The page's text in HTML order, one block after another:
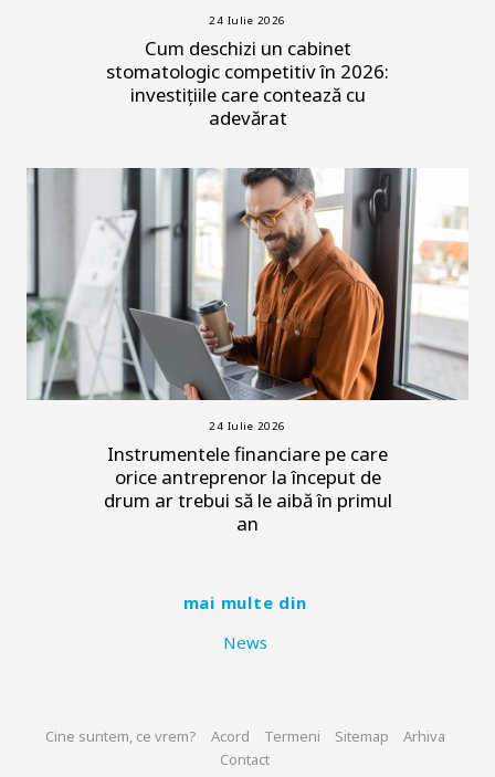
24 Iulie 2026
Cum deschizi un cabinet
stomatologic competitiv în 2026:
investițiile care contează cu
adevărat
24 Iulie 2026
Instrumentele financiare pe care
orice antreprenor la început de
drum ar trebui să le aibă în primul
an
mai multe din
News
Cine suntem, ce vrem? Acord Termeni Sitemap
Arhiva
Contact